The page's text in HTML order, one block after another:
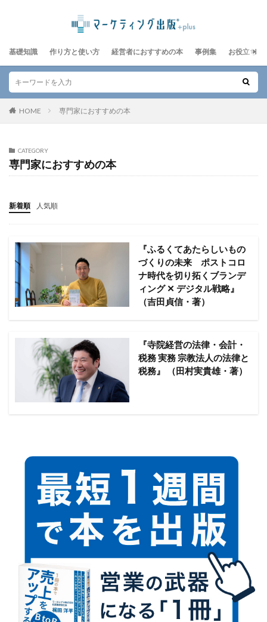
基礎知識 作り方と使い方 経営者におすすめの本 事例集 お役立ちレ
HOME 専門家におすすめの本
CATEGORY
専門家におすすめの本
新着順 人気順
『ふるくてあたらしいもの
づくりの未来 ポストコロ
ナ時代を切り拓くブランデ
ィング ✕ デジタル戦略』
（吉田貞信・著）
『寺院経営の法律・会計・
税務 実務 宗教法人の法律と
税務』 （田村実貴雄・著）